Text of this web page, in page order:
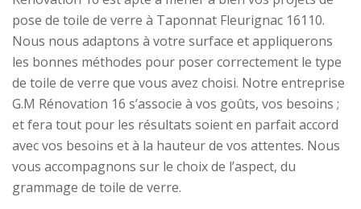
pose de toile de verre à Taponnat Fleurignac 16110.
Nous nous adaptons à votre surface et appliquerons
les bonnes méthodes pour poser correctement le type
de toile de verre que vous avez choisi. Notre entreprise
G.M Rénovation 16 s’associe à vos goûts, vos besoins ;
et fera tout pour les résultats soient en parfait accord
avec vos besoins et à la hauteur de vos attentes. Nous
vous accompagnons sur le choix de l’aspect, du
grammage de toile de verre.